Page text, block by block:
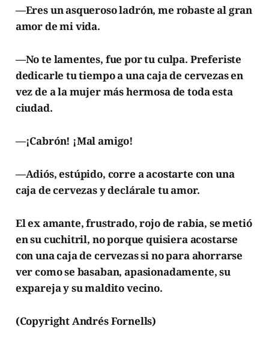
—Eres un asqueroso ladrón, me robaste al gran
amor de mi vida.
—No te lamentes, fue por tu culpa. Preferiste
dedicarle tu tiempo a una caja de cervezas en
vez de a la mujer más hermosa de toda esta
ciudad.
—¡Cabrón! ¡Mal amigo!
—Adiós, estúpido, corre a acostarte con una
caja de cervezas y declárale tu amor.
El ex amante, frustrado, rojo de rabia, se metió
en su cuchitril, no porque quisiera acostarse
con una caja de cervezas si no para ahorrarse
ver como se basaban, apasionadamente, su
expareja y su maldito vecino.
(Copyright Andrés Fornells)